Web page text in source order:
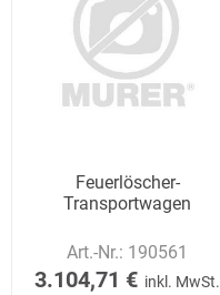
Feuerlöscher-
Transportwagen
Art.-Nr.: 190561
3.104,71 € inkl. MwSt.